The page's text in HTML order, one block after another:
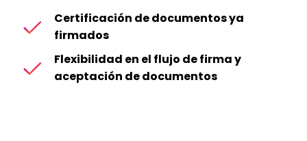
Certificación de documentos ya
firmados
Flexibilidad en el flujo de firma y
aceptación de documentos